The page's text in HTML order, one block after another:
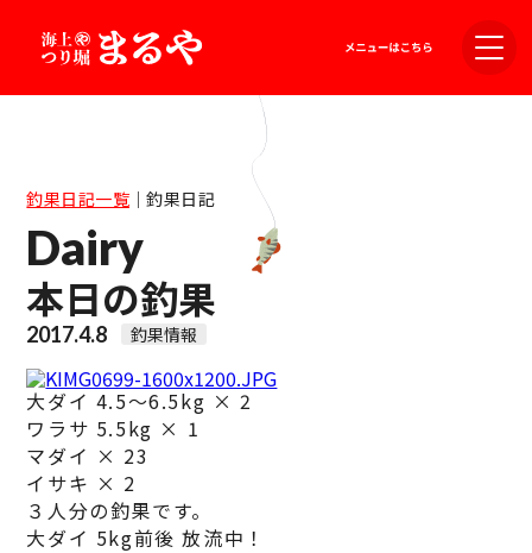
釣果日記一覧｜釣果日記
Dairy
本日の釣果
2017.4.8 釣果情報
大ダイ 4.5～6.5kg × 2
ワラサ 5.5kg × 1
マダイ × 23
イサキ × 2
３人分の釣果です。
大ダイ 5kg前後 放流中！